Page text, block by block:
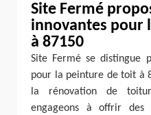
Site Fermé
innovantes pour
à 87150
Site Fermé se distingue
pour la peinture de toit à
la rénovation de
engageons à offrir des